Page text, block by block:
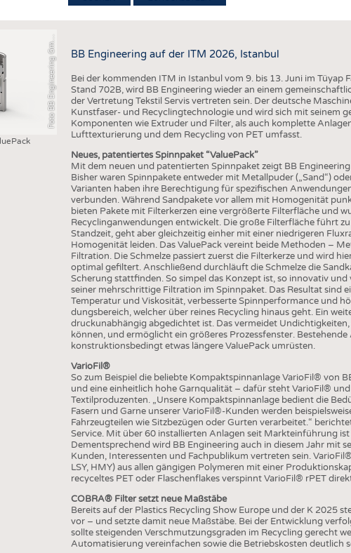
TECHNISCHE
SMART
HAUS- UND
BEKLEIDUNG
TESTS
BUSINESS
UNTERNEHMEN
AUSSCHREIBUNGEN
DTV AUSSCHREIBUNGSDIENST
FAKTEN
STATISTICS
TERMINE
BRANCHENTERMINE
o
t
o
B
B
E
n
g
i
n
e
e
r
i
n
g
G
m
b BB Engineering auf der ITM 2026, Istanbul
Bei der kommenden ITM in Istanbul vom 9. bis 13. Juni im Tüyap
Stand 702B, wird BB Engineering wieder an einem
der Vertretung Tekstil Servis vertreten sein. Der deutsche
Kunstfaser- und Recyclingtechnologie und wird sich mit seinem
Komponenten wie Extruder und Filter, als auch komplette
Lufttexturierung und dem Recycling von PET umfasst.
Neues, patentiertes Spinnpaket “ValuePack”
Mit dem neuen und patentierten Spinnpaket zeigt BB
Bisher waren Spinnpakete entweder mit Metallpuder („Sand“)
Varianten haben ihre Berechtigung für spezifischen
verbunden. Während Sandpakete vor allem mit Homogenität
bieten Pakete mit Filterkerzen eine vergrößerte Filterfläche und
Recyclinganwendungen entwickelt. Die große Filterfläche führt
Standzeit, geht aber gleichzeitig einher mit einer niedrigeren
Homogenität leiden. Das ValuePack vereint beide Methoden –
Filtration. Die Schmelze passiert zuerst die Filterkerze und wird
optimal gefiltert. Anschließend durchläuft die Schmelze die
Scherung stattfinden. So simpel das Konzept ist, so innovativ
seiner mehrschrittige Filtration im Spinnpaket. Das Resultat sind
Temperatur und Viskosität, verbesserte Spinnperformance und
dungsbereich, welcher über reines Recycling hinaus geht. Ein
druckunabhängig abgedichtet ist. Das vermeidet
können, und ermöglicht ein größeres Prozessfenster.
konstruktionsbedingt etwas längere ValuePack umrüsten.
VarioFil®
So zum Beispiel die beliebte Kompaktspinnanlage VarioFil® von
und eine einheitlich hohe Garnqualität – dafür steht VarioFil®
Textilproduzenten. „Unsere Kompaktspinnanlage bedient die
Fasern und Garne unserer VarioFil®-Kunden werden
Fahrzeugteilen wie Sitzbezügen oder Gurten verarbeitet.“
Service. Mit über 60 installierten Anlagen seit Markteinführung
Dementsprechend wird BB Engineering auch in diesem Jahr mit
Kunden, Interessenten und Fachpublikum vertreten sein.
LSY, HMY) aus allen gängigen Polymeren mit einer
recyceltes PET oder Flaschenflakes verspinnt VarioFil® rPET
COBRA® Filter setzt neue Maßstäbe
Bereits auf der Plastics Recycling Show Europe und der K 2025
vor – und setzte damit neue Maßstäbe. Bei der Entwicklung
sollte steigenden Verschmutzungsgraden im Recycling gerecht
Automatisierung vereinfachen sowie die Betriebskosten deutlich